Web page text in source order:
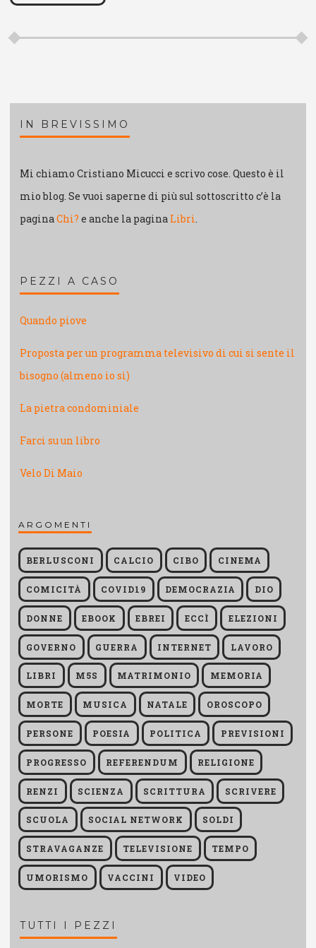
IN BREVISSIMO
Mi chiamo Cristiano Micucci e scrivo cose. Questo è il
mio blog. Se vuoi saperne di più sul sottoscritto c’è la
paginaChi? e anche la pagina Libri.
PEZZI A CASO
Quando piove
Proposta per un programma televisivo di cui si sente il
bisogno (almeno io sì)
La pietra condominiale
Farci su un libro
Velo Di Maio
ARGOMENTI
BERLUSCONI CALCIO CIBO CINEMA
COMICITÀ COVID19 DEMOCRAZIA DIO
DONNE EBOOK EBREI ECCÌ ELEZIONI
GOVERNO GUERRA INTERNET LAVORO
LIBRI M5S MATRIMONIO MEMORIA
MORTE MUSICA NATALE OROSCOPO
PERSONE POESIA POLITICA PREVISIONI
PROGRESSO REFERENDUM RELIGIONE
RENZI SCIENZA SCRITTURA SCRIVERE
SCUOLA SOCIAL NETWORK SOLDI
STRAVAGANZE TELEVISIONE TEMPO
UMORISMO VACCINI VIDEO
TUTTI I PEZZI